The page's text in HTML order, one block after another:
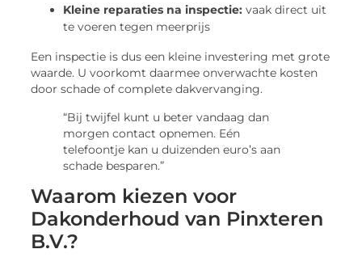
Kleine reparaties na inspectie: vaak direct uit
te voeren tegen meerprijs
Een inspectie is dus een kleine investering met grote
waarde. U voorkomt daarmee onverwachte kosten
door schade of complete dakvervanging.
“Bij twijfel kunt u beter vandaag dan
morgen contact opnemen. Eén
telefoontje kan u duizenden euro’s aan
schade besparen.”
Waarom kiezen voor
Dakonderhoud van Pinxteren
B.V.?